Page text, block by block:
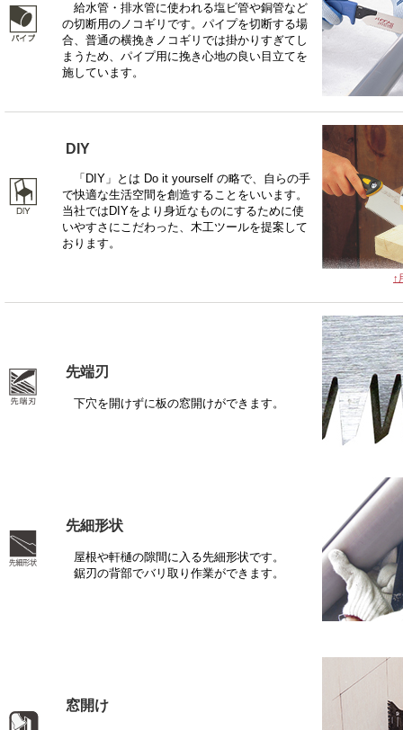
給水管・排水管に使われる塩ビ管や銅管など
の切断用のノコギリです。パイプを切断する場
合、普通の横挽きノコギリでは掛かりすぎてし
まうため、パイプ用に挽き心地の良い目立てを
施しています。
DIY
「DIY」とは Do it yourself の略で、自らの手
で快適な生活空間を創造することをいいます。
当社ではDIYをより身近なものにするために使
いやすさにこだわった、木工ツールを提案して
おります。
↑
先端刃
下穴を開けずに板の窓開けができます。
先細形状
屋根や軒樋の隙間に入る先細形状です。
鋸刃の背部でバリ取り作業ができます。
窓開け